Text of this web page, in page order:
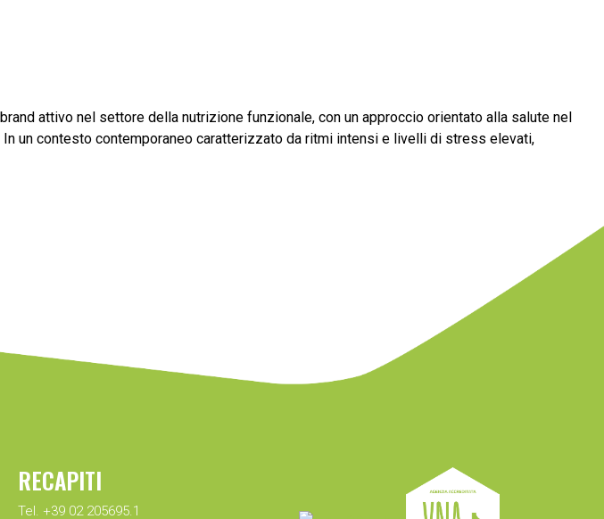
attivo nel settore della nutrizione funzionale, con un approccio orientato alla salute nel
un contesto contemporaneo caratterizzato da ritmi intensi e livelli di stress elevati,
RECAPITI
Tel. +39 02 205695.1